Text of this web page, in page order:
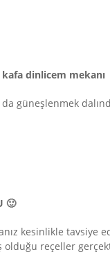
dinlicem mekanı
da güneşlenmek
🙂
kesinlikle tavsiye
olduğu reçeller